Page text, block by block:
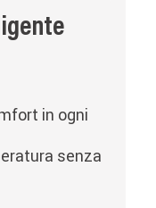
in ogni
senza